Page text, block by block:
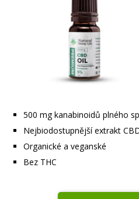
500 mg kanabinoidů plného
Nejbiodostupnější extrakt
Organické a veganské
Bez THC